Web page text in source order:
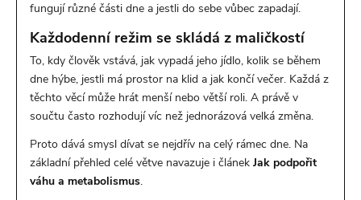
fungují různé části dne a jestli do sebe vůbec zapadají.
Každodenní režim se skládá z maličkostí
To, kdy člověk vstává, jak vypadá jeho jídlo, kolik se během
dne hýbe, jestli má prostor na klid a jak končí večer. Každá z
těchto věcí může hrát menší nebo větší roli. A právě v
součtu často rozhodují víc než jednorázová velká změna.
Proto dává smysl dívat se nejdřív na celý rámec dne. Na
základní přehled celé větve navazuje i článek Jak podpořit
váhu a metabolismus.